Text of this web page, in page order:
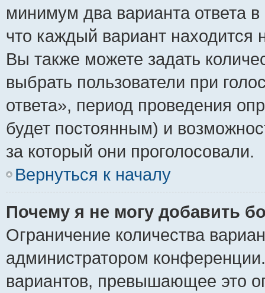
минимум два варианта ответа
что каждый вариант находится
Вы также можете задать
выбрать пользователи при
ответа», период проведения
будет постоянным) и
за который они проголосовали.
Вернуться к началу
Почему я не могу добавить
Ограничение количества
администратором
вариантов, превышающее это